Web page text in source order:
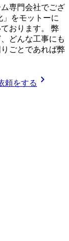
専門会社でござ
をモットーに
おります。 弊
どんな工事にも
ごとであれば弊
頼をする chevron_right